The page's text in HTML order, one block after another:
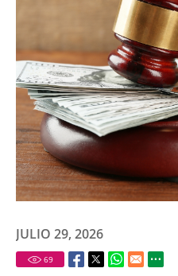
JULIO 29, 2026
69